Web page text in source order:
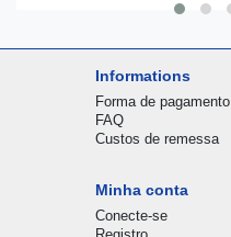
Informations
Forma de pagamento
FAQ
Custos de remessa
Minha conta
Conecte-se